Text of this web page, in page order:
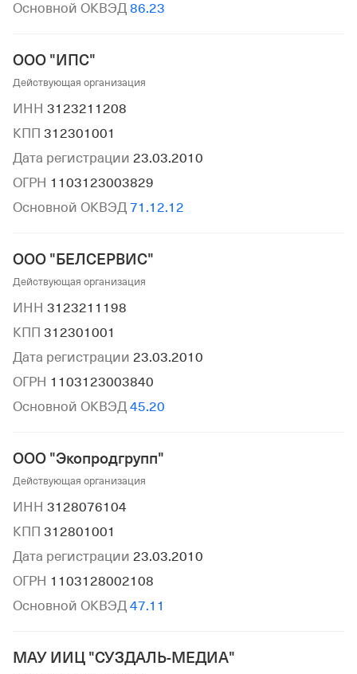
Основной ОКВЭД 86.23
ООО "ИПС"
Действующая организация
ИНН 3123211208
КПП 312301001
Дата регистрации 23.03.2010
ОГРН 1103123003829
Основной ОКВЭД 71.12.12
ООО "БЕЛСЕРВИС"
Действующая организация
ИНН 3123211198
КПП 312301001
Дата регистрации 23.03.2010
ОГРН 1103123003840
Основной ОКВЭД 45.20
ООО "Экопродгрупп"
Действующая организация
ИНН 3128076104
КПП 312801001
Дата регистрации 23.03.2010
ОГРН 1103128002108
Основной ОКВЭД 47.11
МАУ ИИЦ "СУЗДАЛЬ-МЕДИА"